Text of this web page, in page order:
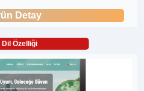
Detay
Dil Özelliği